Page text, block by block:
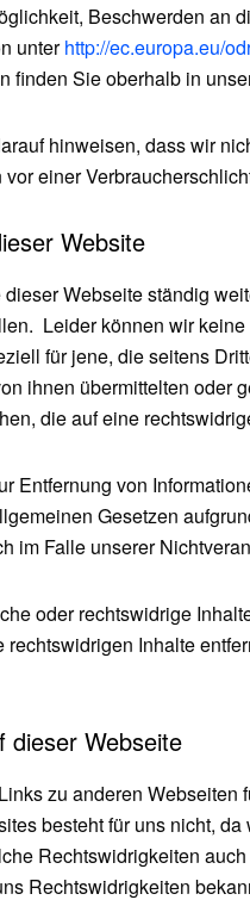
Beschwerden an
unterhttp://ec.europa.eu/
finden Sie oberhalb in
hinweisen, dass wir
einer
Website
Webseite ständig
Leider können wir
für jene, die seitens
ihnen übermittelten oder
die auf eine
Entfernung von
Gesetzen
im Falle unserer
oder rechtswidrige
rechtswidrigen Inhalte
dieser Webseite
zu anderen
besteht für uns nicht,
Rechtswidrigkeiten
Rechtswidrigkeiten